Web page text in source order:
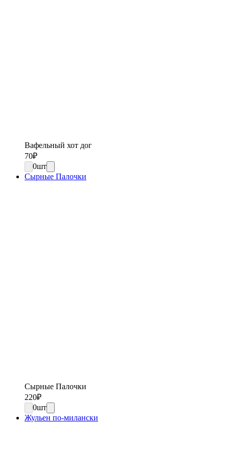
Вафельный хот дог
70₽
0шт
Сырные Палочки
Сырные Палочки
220₽
0шт
Жульен по-милански